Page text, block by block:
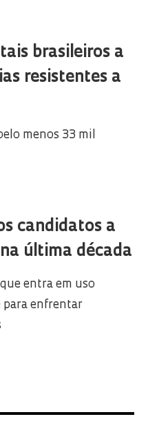
brasileiros a
resistentes a
menos 33 mil
candidatos a
última década
entra em uso
enfrentar